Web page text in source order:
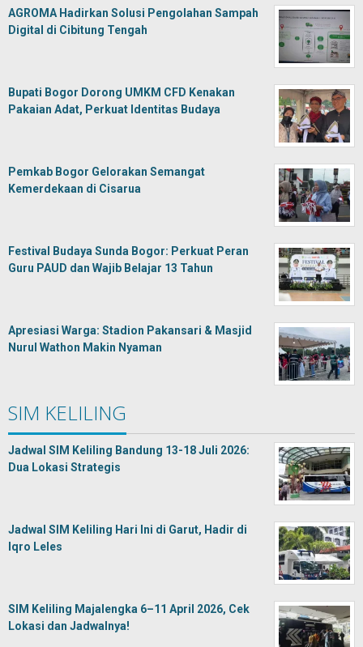
AGROMA Hadirkan Solusi Pengolahan Sampah
Digital di Cibitung Tengah
Bupati Bogor Dorong UMKM CFD Kenakan
Pakaian Adat, Perkuat Identitas Budaya
Pemkab Bogor Gelorakan Semangat
Kemerdekaan di Cisarua
Festival Budaya Sunda Bogor: Perkuat Peran
Guru PAUD dan Wajib Belajar 13 Tahun
Apresiasi Warga: Stadion Pakansari & Masjid
Nurul Wathon Makin Nyaman
SIM KELILING
Jadwal SIM Keliling Bandung 13-18 Juli 2026:
Dua Lokasi Strategis
Jadwal SIM Keliling Hari Ini di Garut, Hadir di
Iqro Leles
SIM Keliling Majalengka 6–11 April 2026, Cek
Lokasi dan Jadwalnya!